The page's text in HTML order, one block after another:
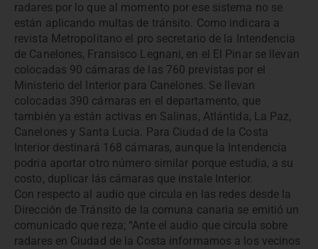
radares por lo que al momento por ese sistema no se
están aplicando multas de tránsito. Como indicara a
revista Metropolitano el pro secretario de la Intendencia
de Canelones, Fransisco Legnani, en el El Pinar se llevan
colocadas 90 cámaras de las 760 previstas por el
Ministerio del Interior para Canelones. Se llevan
colocadas 390 cámaras en el departamento, que
también ya están activas en Salinas, Atlántida, La Paz,
Canelones y Santa Lucia. Para Ciudad de la Costa
Interior destinará 168 cámaras, aunque la Intendencia
podría aportar otro número similar porque estudia, a su
costo, duplicar lás cámaras que instale Interior.
Con respecto al audio que circula en las redes desde la
Dirección de Tránsito de la comuna canaria se emitió un
comunicado que reza; “Ante el audio que circula sobre
radares en Ciudad de la Costa informamos a los vecinos